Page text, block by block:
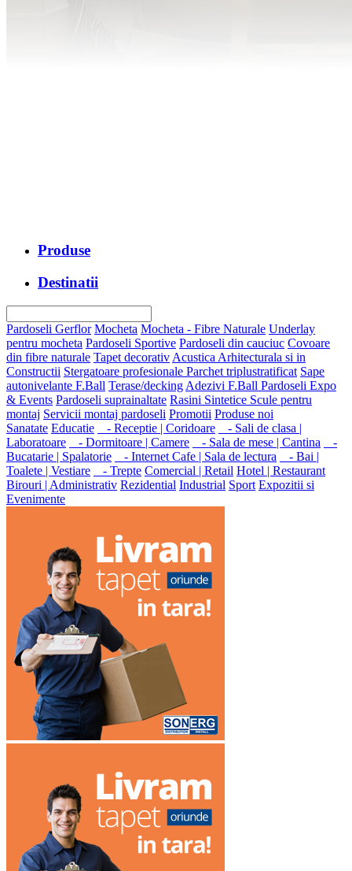
Produse
Destinatii
Pardoseli Gerflor Mocheta Mocheta - Fibre Naturale Underlay
pentru mocheta Pardoseli Sportive Pardoseli din cauciuc Covoare
din fibre naturale Tapet decorativAcustica Arhitecturala si in
Constructii Stergatoare profesionale Parchet triplustratificat Sape
autonivelante F.Ball Terase/deckingAdezivi F.Ball Pardoseli Expo
& Events Pardoseli suprainaltate Rasini Sintetice Scule pentru
montaj Servicii montaj pardoseli Promotii Produse noi
Sanatate Educatie - Receptie | Coridoare
- Sali de clasa |
Laboratoare
- Dormitoare | Camere - Sala de mese | Cantina
-
Bucatarie | Spalatorie
- Internet Cafe | Sala de lectura
- Bai |
Toalete | Vestiare
- Trepte Comercial | Retail Hotel | Restaurant
Birouri | Administrativ Rezidential Industrial Sport Expozitii si
Evenimente